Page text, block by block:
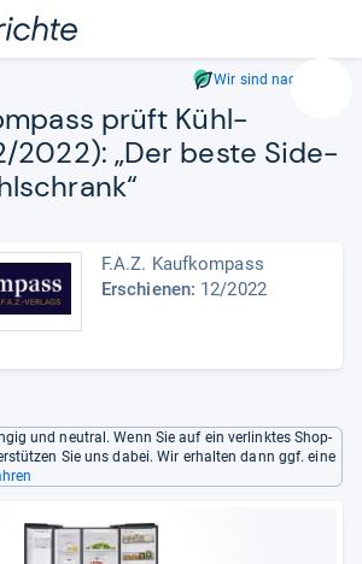
Sie
und
sich
mit
Wir sind nachhaltig
prüft Kühl­
2022): „Der beste Side-​
F.A.Z. Kaufkompass
Erschienen: 12/2022
und neutral. Wenn Sie auf ein verlinktes Shop-
Sie uns dabei. Wir erhalten dann ggf. eine